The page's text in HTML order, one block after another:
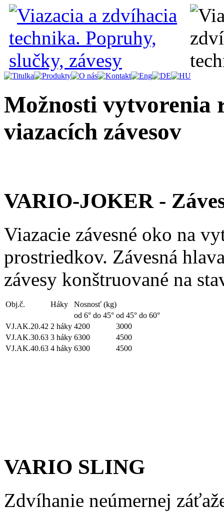
Možnosti vytvorenia
viazacích závesov
VARIO-JOKER -
Viazacie závesné oko na
prostriedkov. Závesná
závesy konštruované na
Obj.č. Háky
Nosnosť (kg)
od 6° do 45° od 45° do 60°
VJ.AK.20.42 2 háky 4200
3000
VJ.AK.30.63 3 háky 6300
4500
VJ.AK.40.63 4 háky 6300 4500
VARIO SLING
Zdvíhanie neúmernej